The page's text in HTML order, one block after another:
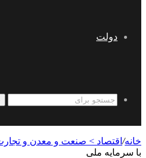
دولت
خانه/ اقتصاد > صنعت و معدن و
با سرمایه ملی